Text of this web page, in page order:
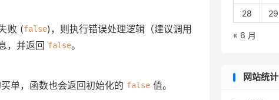
// 需要 #include <stdlib.mqh>
": ", errorDesc);
". Error: ", errorCode, " ", errorDesc,
败 (false)，则执行错误处理逻辑（建议调用
，并返回 false。
单，函数也会返回初始化的 false 值。
28
29
« 6 月
网站统计